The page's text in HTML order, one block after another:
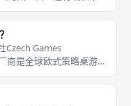
、严谨的博弈机制、无运
成为年
Czech Games
商是全球欧式策略桌游的
精度的硬核桌游，旗下拥
受全球桌游圈认可，